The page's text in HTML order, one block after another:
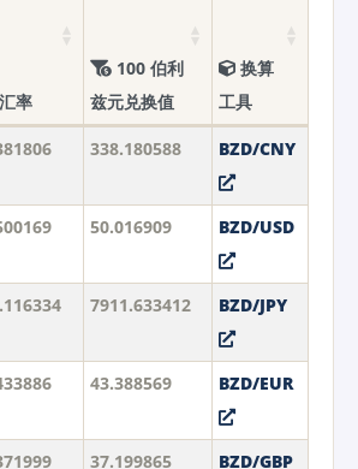
率
100 伯利
兹元兑换值
换算
工具
338.180588 BZD/CNY
50.016909 BZD/USD
7911.633412 BZD/JPY
43.388569 BZD/EUR
37.199865 BZD/GBP